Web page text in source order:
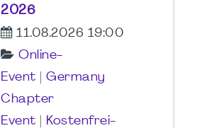
2026
11.08.2026 19:00
Online-
Event
Germany
Chapter
Event
Kostenfrei-